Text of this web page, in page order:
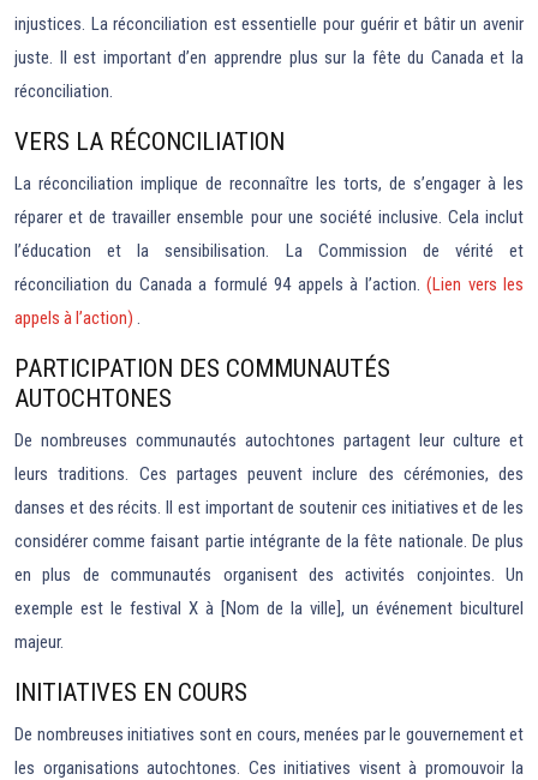
injustices. La réconciliation est essentielle pour guérir et bâtir un avenir
juste. Il est important d’en apprendre plus sur la fête du Canada et la
réconciliation.
VERS LA RÉCONCILIATION
La réconciliation implique de reconnaître les torts, de s’engager à les
réparer et de travailler ensemble pour une société inclusive. Cela inclut
l’éducation et la sensibilisation. La Commission de vérité et
réconciliation du Canada a formulé 94 appels à l’action.(Lien vers les
appels à l’action) .
PARTICIPATION DES COMMUNAUTÉS
AUTOCHTONES
De nombreuses communautés autochtones partagent leur culture et
leurs traditions. Ces partages peuvent inclure des cérémonies, des
danses et des récits. Il est important de soutenir ces initiatives et de les
considérer comme faisant partie intégrante de la fête nationale. De plus
en plus de communautés organisent des activités conjointes. Un
exemple est le festival X à [Nom de la ville], un événement biculturel
majeur.
INITIATIVES EN COURS
De nombreuses initiatives sont en cours, menées par le gouvernement et
les organisations autochtones. Ces initiatives visent à promouvoir la